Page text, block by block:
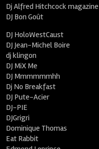
Dj Alfred Hitchcock magazine
DJ Bon Goût
DJ HoloWestCaust
DJ Jean-Michel Boire
dj klingon
DJ MiX Me
DJ Mmmmmmhh
Dj No Breakfast
DJ Pute-Acier
DJ-PIE
DJGrigri
Dominique Thomas
Eat Rabbit